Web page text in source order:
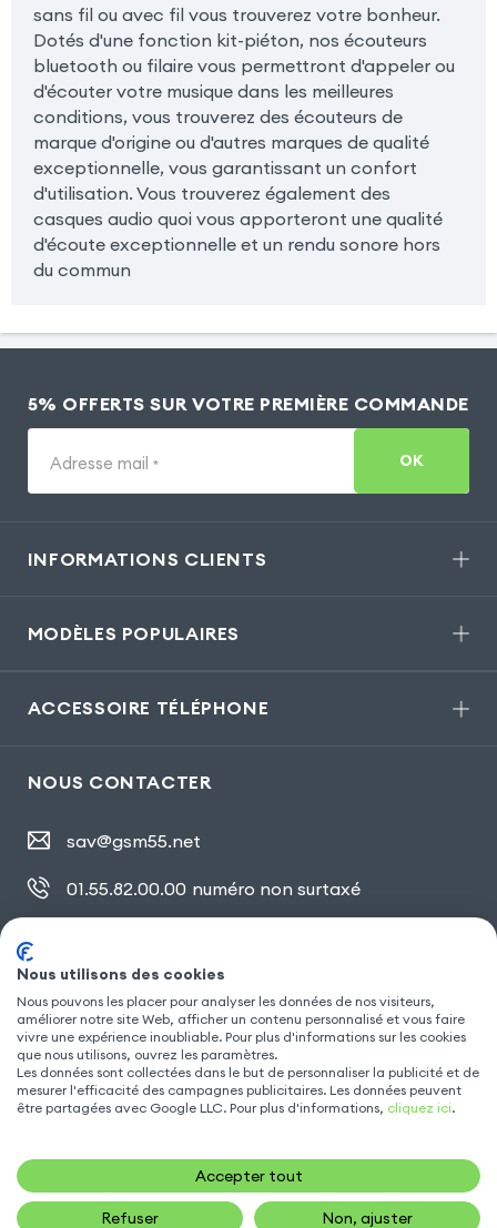
sans fil ou avec fil vous trouverez votre bonheur.
Dotés d'une fonction kit-piéton, nos écouteurs
bluetooth ou filaire vous permettront d'appeler ou
d'écouter votre musique dans les meilleures
conditions, vous trouverez des écouteurs de
marque d'origine ou d'autres marques de qualité
exceptionnelle, vous garantissant un confort
d'utilisation. Vous trouverez également des
casques audio quoi vous apporteront une qualité
d'écoute exceptionnelle et un rendu sonore hors
du commun
5% OFFERTS SUR VOTRE PREMIÈRE COMMANDE
Adresse mail * OK
INFORMATIONS CLIENTS
MODÈLES POPULAIRES
ACCESSOIRE TÉLÉPHONE
NOUS CONTACTER
sav@gsm55.net
01.55.82.00.00 numéro non surtaxé
SUIVEZ NOUS
Nous utilisons des cookies
Nous pouvons les placer pour analyser les données de nos visiteurs,
améliorer notre site Web, afficher un contenu personnalisé et vous faire
vivre une expérience inoubliable. Pour plus d'informations sur les cookies
que nous utilisons, ouvrez les paramètres.
Les données sont collectées dans le but de personnaliser la publicité et de
mesurer l'efficacité des campagnes publicitaires. Les données peuvent
être partagées avec Google LLC. Pour plus d'informations, cliquez ici.
Accepter tout
Refuser Non, ajuster